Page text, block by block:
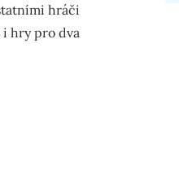
hráči
i hry pro dva